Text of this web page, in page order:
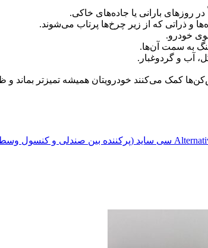
روزهای بارانی یا جاده‌های خاکی.
و ذراتی که از زیر چرخ‌ها پرتاب می‌شوند.
خودرو.
به سمت آن‌ها.
آب و گردوغبار.
کمک می‌کنند خودرویتان همیشه تمیزتر بماند و